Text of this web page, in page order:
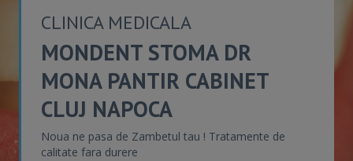
CLINICA MEDICALA
MONDENT STOMA DR
MONA PANTIR CABINET
CLUJ NAPOCA
Noua ne pasa de Zambetul tau ! Tratamente de
calitate fara durere